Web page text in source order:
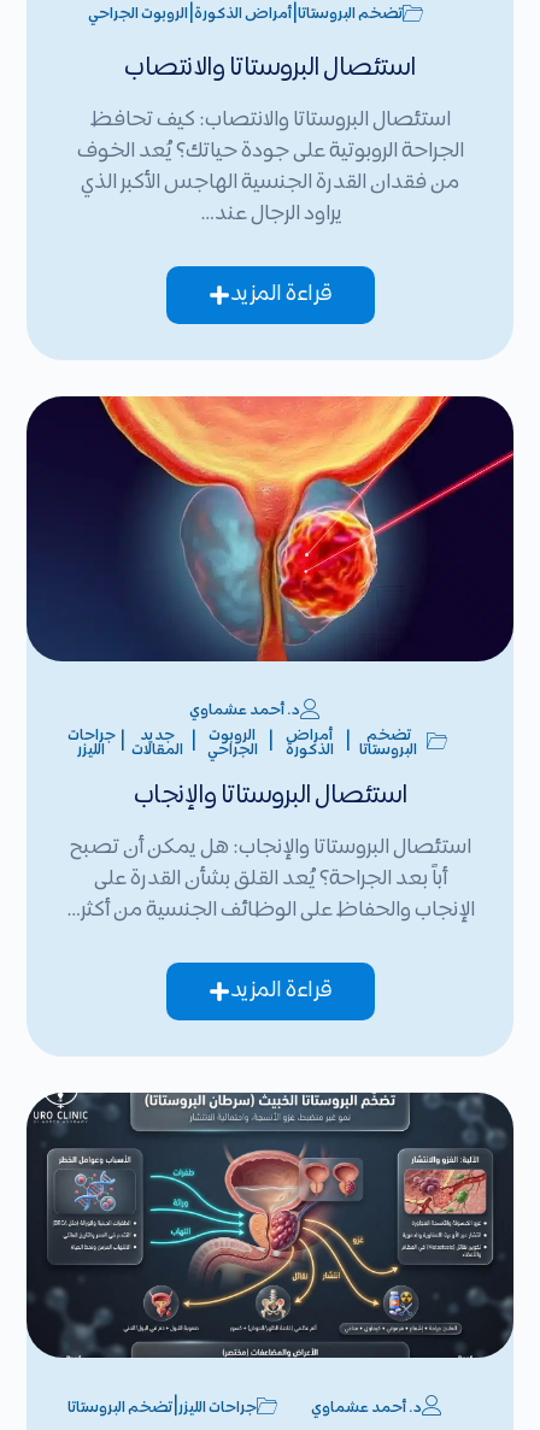
تضخم البروستاتا |أمراض الذكورة الروبوت الجراحي
استئصال البروستاتا والانتصاب
استئصال البروستاتا والانتصاب: كيف تحافظ
الجراحة الروبوتية على جودة حياتك؟ يُعد الخوف
من فقدان القدرة الجنسية الهاجس الأكبر الذي
يراود الرجال عند…
قراءة المزيد
د. أحمد عشماوي
تضخم
البروستاتا
أمراض
الذكورة
الروبوت
الجراحي
جديد
المقالات
جراحات
الليزر
استئصال البروستاتا والإنجاب
استئصال البروستاتا والإنجاب: هل يمكن أن تصبح
أباً بعد الجراحة؟ يُعد القلق بشأن القدرة على
الإنجاب والحفاظ على الوظائف الجنسية من أكثر…
قراءة المزيد
د. أحمد عشماوي جراحات الليزر تضخم البروستاتا